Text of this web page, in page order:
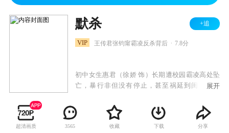
默杀 +追
VIP 王传君张钧甯霸凌反杀背后 7.8分
初中女生惠君（徐娇 饰）长期遭校园霸凌高处坠
亡，暴行非但没有停止，甚至祸延到闺蜜小彤
重锤之下。在连环杀人案的背后，难脱嫌疑的众
人逐一浮出水面：小彤的母亲（张钧甯 饰）目睹
女儿被胶水封嘴却闭口不言，校工林在福看似知
展开
超清画质 3565 收藏 下载 分享